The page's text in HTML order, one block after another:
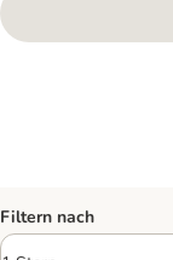
Filtern nach